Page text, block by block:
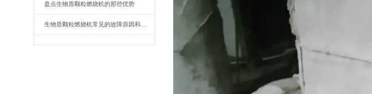
盘点生物质颗粒燃烧机的那些优势
生物质颗粒燃烧机常见的故障原因和解决办法